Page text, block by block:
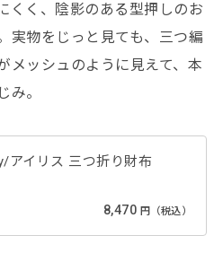
くく、陰影のある型押しのお
実物をじっと見ても、三つ編
メッシュのように見えて、本
み。
アイリス 三つ折り財布
8,470 円（税込）